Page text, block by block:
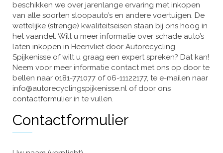
beschikken we over jarenlange ervaring met inkopen
van alle soorten sloopauto’s en andere voertuigen. De
wettelijke (strenge) kwaliteitseisen staan bij ons hoog in
het vaandel. Wilt u meer informatie over schade auto’s
laten inkopen in Heenvliet door Autorecycling
Spijkenisse of wilt u graag een expert spreken? Dat kan!
Neem voor meer informatie contact met ons op door te
bellen naar 0181-771077 of 06-11122177, te e-mailen naar
info@autorecyclingspijkenisse.nl of door ons
contactformulier in te vullen.
Contactformulier